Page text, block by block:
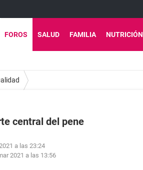
FOROS SALUD FAMILIA NUTRICIÓN
central del pene
a las 23:24
2021 a las 13:56